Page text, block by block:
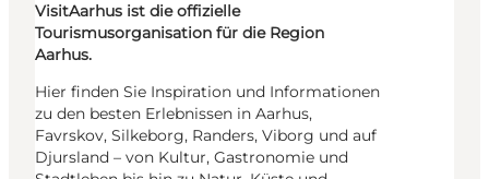
VisitAarhus ist die offizielle
Tourismusorganisation für die Region
Aarhus.
Hier finden Sie Inspiration und Informationen
zu den besten Erlebnissen in Aarhus,
Favrskov, Silkeborg, Randers, Viborg und auf
Djursland – von Kultur, Gastronomie und